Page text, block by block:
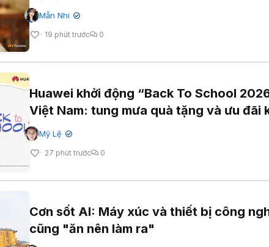
Mẫn Nhi ✔
19 phút trước 0
Huawei khởi động “Back To School
Việt Nam: tung mưa quà tặng và ưu đãi
Mỹ Lệ ✔
27 phút trước 0
Cơn sốt AI: Máy xúc và thiết bị công
cũng "ăn nên làm ra"